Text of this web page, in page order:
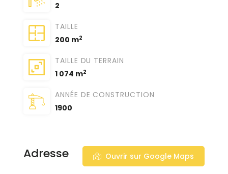
2
TAILLE
200 m2
TAILLE DU TERRAIN
1 074 m2
ANNÉE DE CONSTRUCTION
1900
Adresse Ouvrir sur Google Maps